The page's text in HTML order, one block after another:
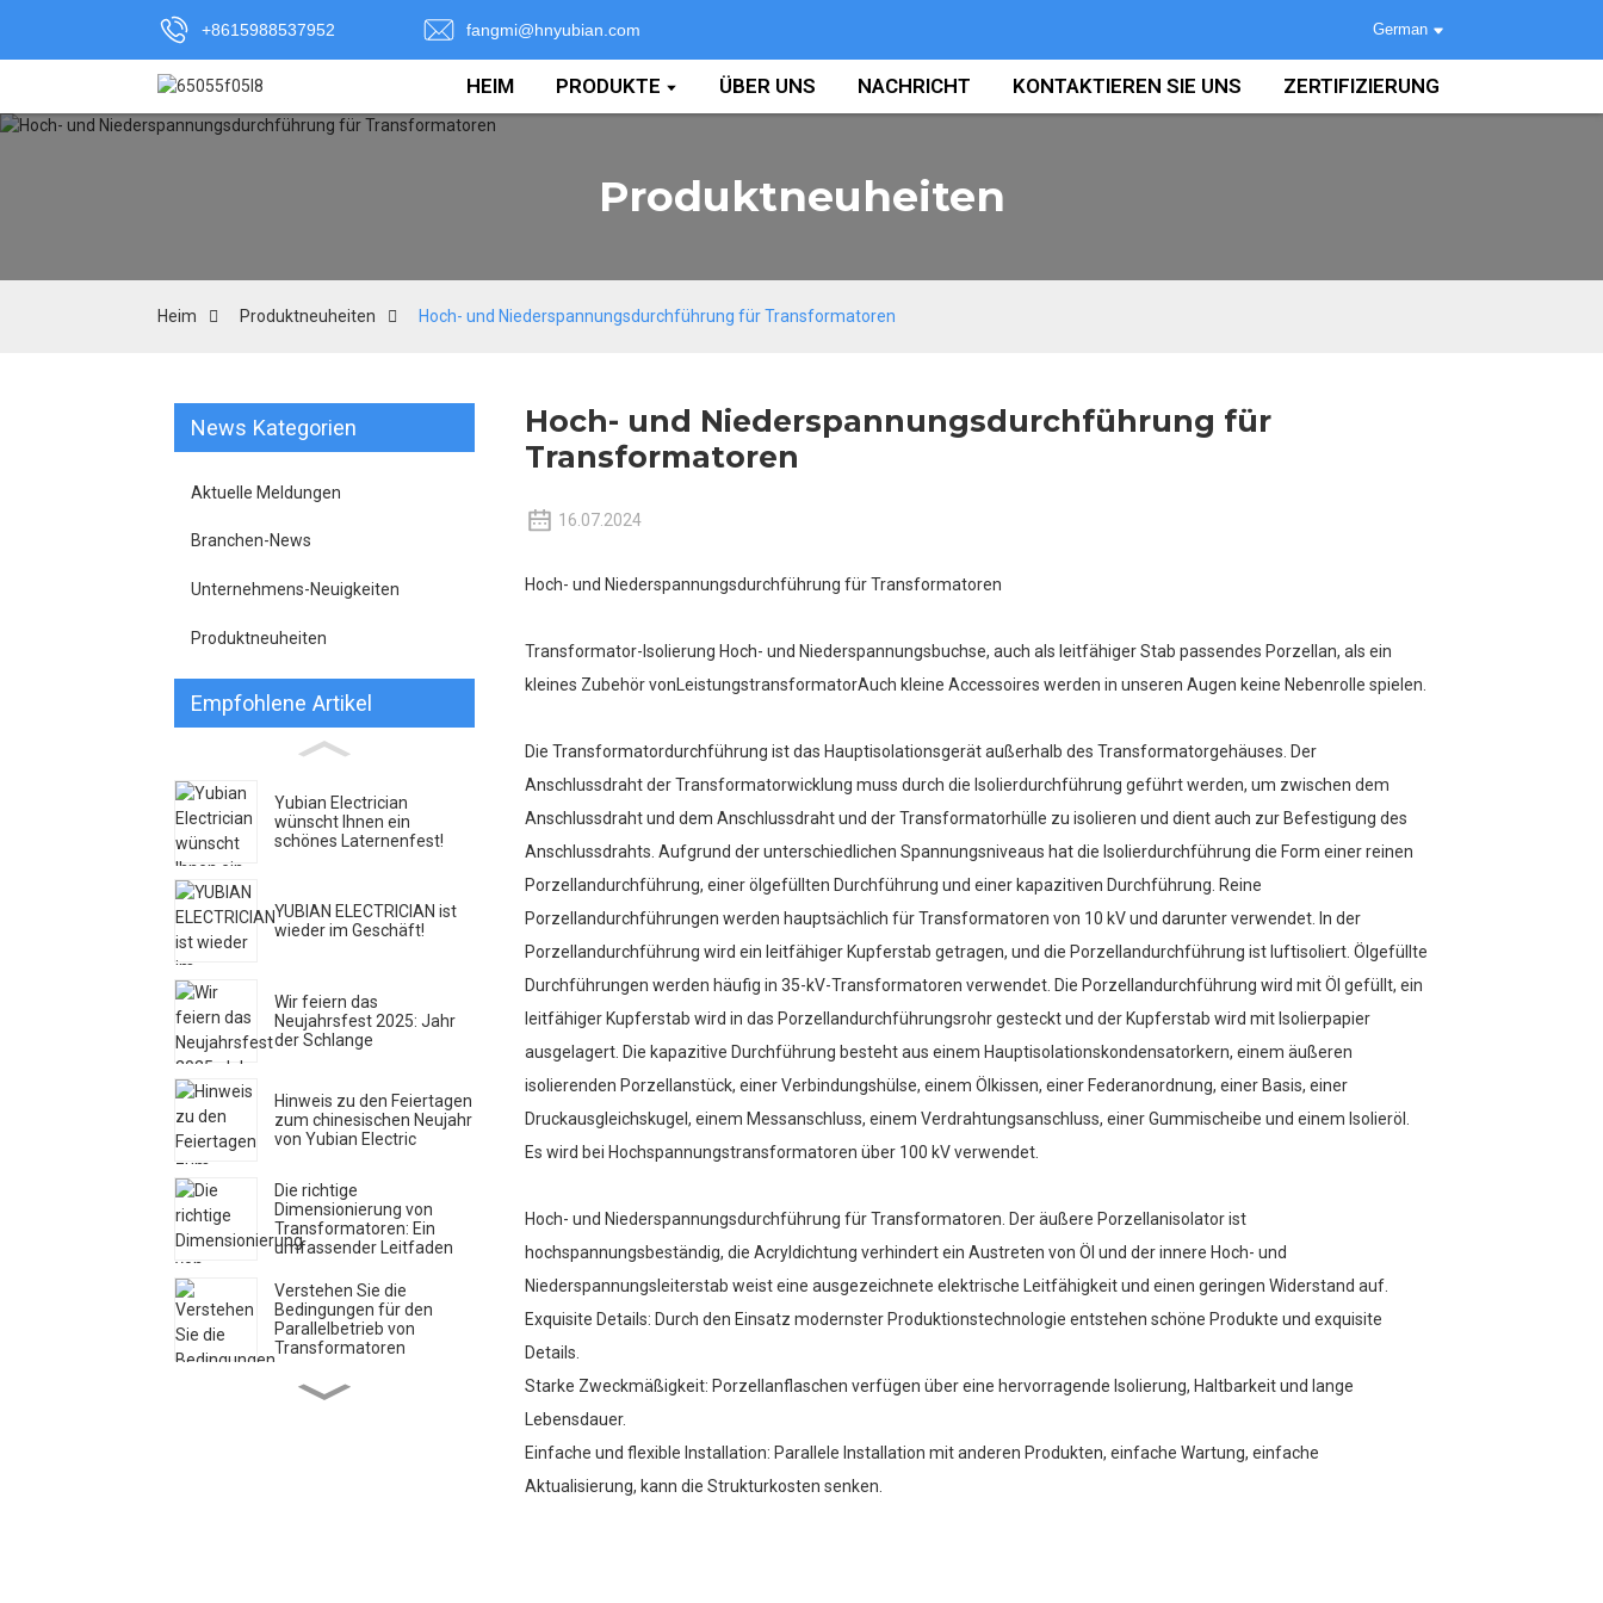
+8615988537952 fangmi@hnyubian.com German
HEIM PRODUKTE ÜBER UNS NACHRICHT KONTAKTIEREN SIE UNS ZERTIFIZIERUNG
Produktneuheiten
Heim Produktneuheiten Hoch- und Niederspannungsdurchführung für Transformatoren
News Kategorien
Aktuelle Meldungen
Branchen-News
Unternehmens-Neuigkeiten
Produktneuheiten
Empfohlene Artikel
Yubian Electrician
wünscht Ihnen ein
schönes Laternenfest!
YUBIAN ELECTRICIAN ist
wieder im Geschäft!
Wir feiern das
Neujahrsfest 2025: Jahr
der Schlange
Hinweis zu den Feiertagen
zum chinesischen Neujahr
von Yubian Electric
Die richtige
Dimensionierung von
Transformatoren: Ein
umfassender Leitfaden
Verstehen Sie die
Bedingungen für den
Parallelbetrieb von
Transformatoren
Henan Yubian
Transformer begrüßt das
Hoch- und Niederspannungsdurchführung für
Transformatoren
16.07.2024
Hoch- und Niederspannungsdurchführung für Transformatoren
Transformator-Isolierung Hoch- und Niederspannungsbuchse, auch als leitfähiger Stab passendes Porzellan, als ein
kleines Zubehör vonLeistungstransformatorAuch kleine Accessoires werden in unseren Augen keine Nebenrolle spielen.
Die Transformatordurchführung ist das Hauptisolationsgerät außerhalb des Transformatorgehäuses. Der
Anschlussdraht der Transformatorwicklung muss durch die Isolierdurchführung geführt werden, um zwischen dem
Anschlussdraht und dem Anschlussdraht und der Transformatorhülle zu isolieren und dient auch zur Befestigung des
Anschlussdrahts. Aufgrund der unterschiedlichen Spannungsniveaus hat die Isolierdurchführung die Form einer reinen
Porzellandurchführung, einer ölgefüllten Durchführung und einer kapazitiven Durchführung. Reine
Porzellandurchführungen werden hauptsächlich für Transformatoren von 10 kV und darunter verwendet. In der
Porzellandurchführung wird ein leitfähiger Kupferstab getragen, und die Porzellandurchführung ist luftisoliert. Ölgefüllte
Durchführungen werden häufig in 35-kV-Transformatoren verwendet. Die Porzellandurchführung wird mit Öl gefüllt, ein
leitfähiger Kupferstab wird in das Porzellandurchführungsrohr gesteckt und der Kupferstab wird mit Isolierpapier
ausgelagert. Die kapazitive Durchführung besteht aus einem Hauptisolationskondensatorkern, einem äußeren
isolierenden Porzellanstück, einer Verbindungshülse, einem Ölkissen, einer Federanordnung, einer Basis, einer
Druckausgleichskugel, einem Messanschluss, einem Verdrahtungsanschluss, einer Gummischeibe und einem Isolieröl.
Es wird bei Hochspannungstransformatoren über 100 kV verwendet.
Hoch- und Niederspannungsdurchführung für Transformatoren. Der äußere Porzellanisolator ist
hochspannungsbeständig, die Acryldichtung verhindert ein Austreten von Öl und der innere Hoch- und
Niederspannungsleiterstab weist eine ausgezeichnete elektrische Leitfähigkeit und einen geringen Widerstand auf.
Exquisite Details: Durch den Einsatz modernster Produktionstechnologie entstehen schöne Produkte und exquisite
Details.
Starke Zweckmäßigkeit: Porzellanflaschen verfügen über eine hervorragende Isolierung, Haltbarkeit und lange
Lebensdauer.
Einfache und flexible Installation: Parallele Installation mit anderen Produkten, einfache Wartung, einfache
Aktualisierung, kann die Strukturkosten senken.